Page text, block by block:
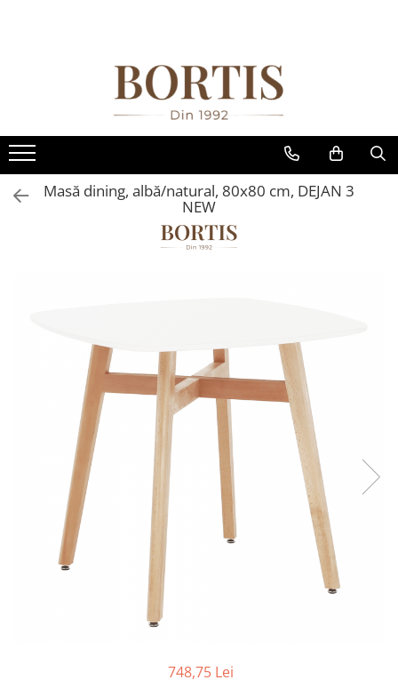
Fotolii balansoar/relaxante
Canapele
Coltare/canapele in L
Comode
Comode lux-ultramoderne
Mese sufragerie/dining
Rafturi/ etajere carti
Scaune living/dining
Set mobilier Living
Seturi masa +scaune dining
Bucatarie
Suporturi si tavi
Mese bucatarie /dining
Masă dining, albă/natural, 80x80 cm, DEJAN 3
NEW
748,75 Lei